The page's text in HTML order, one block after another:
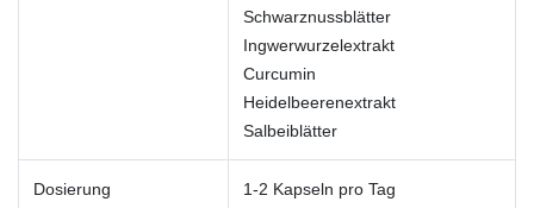
Schwarznussblätter
Ingwerwurzelextrakt
Curcumin
Heidelbeerenextrakt
Salbeiblätter
Dosierung 1-2 Kapseln pro Tag